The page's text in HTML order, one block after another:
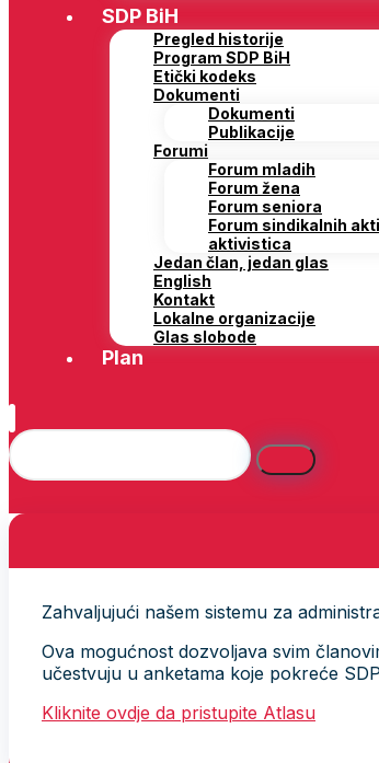
SDP BiH
Pregled historije
Program SDP BiH
Etički kodeks
Dokumenti
Dokumenti
Publikacije
Forumi
Forum mladih
Forum žena
Forum seniora
Forum sindikalnih
aktivistica
Jedan član, jedan glas
English
Kontakt
Lokalne organizacije
Glas slobode
Plan
Zahvaljujući našem sistemu za
Ova mogućnost dozvoljava svim
učestvuju u anketama koje pokreće
Kliknite ovdje da pristupite Atlasu